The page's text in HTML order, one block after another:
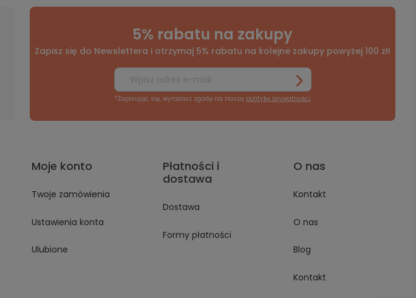
5% rabatu na zakupy
Zapisz się do Newslettera i otrzymaj 5% rabatu na kolejne zakupy powyżej 100 zł!
*Zapisując się, wyrażasz zgodę na naszą politykę prywatności.
Moje konto
Twoje zamówienia
Ustawienia konta
Ulubione
Płatności i
dostawa
Dostawa
Formy płatności
O nas
Kontakt
O nas
Blog
Kontakt